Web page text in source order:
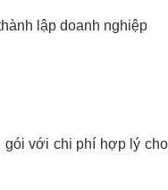
lập doanh nghiệp
gói với chi phí hợp lý cho